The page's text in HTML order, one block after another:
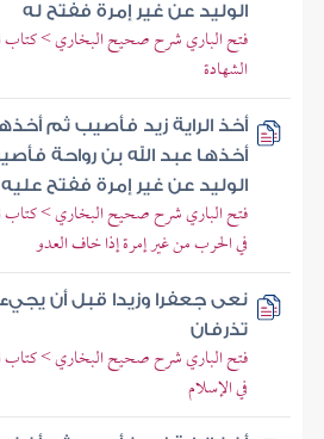
الوليد عن غير إمرة ففتح له
فتح الباري شرح صحيح البخاري > كتاب
الشهادة
أخذ الراية زيد فأصيب ثم
أخذها عبد الله بن رواحة
الوليد عن غير إمرة ففتح عليه
فتح الباري شرح صحيح البخاري > كتاب
في الحرب من غير إمرة إذا خاف العدو
نعى جعفرا وزيدا قبل أن
تذرفان
فتح الباري شرح صحيح البخاري > كتاب
في الإسلام